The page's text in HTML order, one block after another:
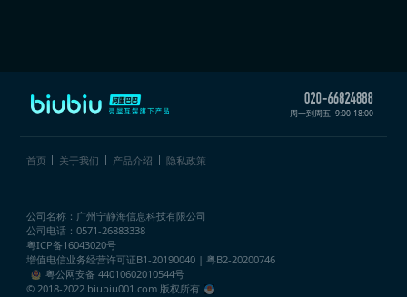
周一到周五 9:00-18:00
首页 关于我们 产品介绍 隐私政策
公司名称：广州宁静海信息科技有限公司
公司电话：0571-26883338
粤ICP备16043020号
增值电信业务经营许可证B1-20190040 | 粤B2-20200746
粤公网安备 44010602010544号
© 2018-2022 biubiu001.com 版权所有